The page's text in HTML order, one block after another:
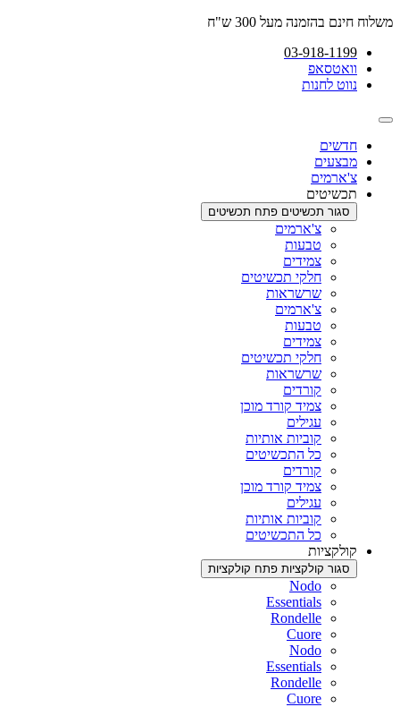
דלג
משלוח חינם בהזמנה מעל 300 ש"ח
03-918-1199
וואטסאפ
נווט לחנות
חדשים
מבצעים
צ'ארמים
תכשיטים
סגור תכשיטים פתח תכשיטים
צ'ארמים
טבעות
צמידים
חלקי תכשיטים
שרשראות
צ'ארמים
טבעות
צמידים
חלקי תכשיטים
שרשראות
קורדים
צמיד קורד מוכן
עגילים
קוביות אותיות
כל התכשיטים
קורדים
צמיד קורד מוכן
עגילים
קוביות אותיות
כל התכשיטים
קולקציות
סגור קולקציות פתח קולקציות
Nodo
Essentials
Rondelle
Cuore
Nodo
Essentials
Rondelle
Cuore